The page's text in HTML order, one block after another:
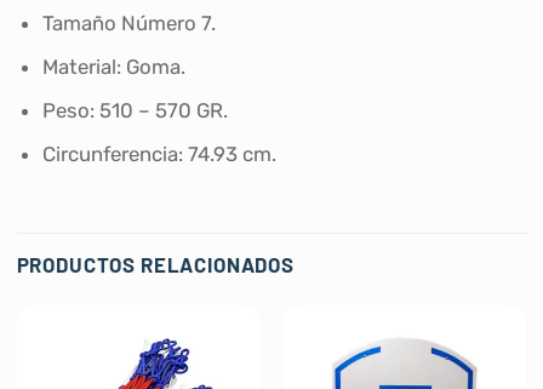
Tamaño Número 7.
Material: Goma.
Peso: 510 – 570 GR.
Circunferencia: 74.93 cm.
PRODUCTOS RELACIONADOS